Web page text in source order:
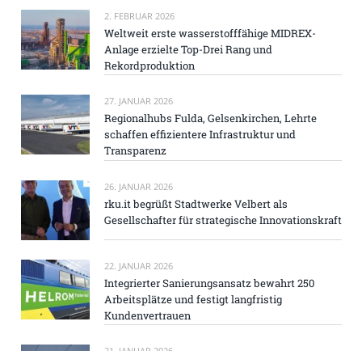
2. FEBRUAR 2026
Weltweit erste wasserstofffähige MIDREX-
Anlage erzielte Top-Drei Rang und
Rekordproduktion
27. JANUAR 2026
Regionalhubs Fulda, Gelsenkirchen, Lehrte
schaffen effizientere Infrastruktur und
Transparenz
26. JANUAR 2026
rku.it begrüßt Stadtwerke Velbert als
Gesellschafter für strategische Innovationskraft
22. JANUAR 2026
Integrierter Sanierungsansatz bewahrt 250
Arbeitsplätze und festigt langfristig
Kundenvertrauen